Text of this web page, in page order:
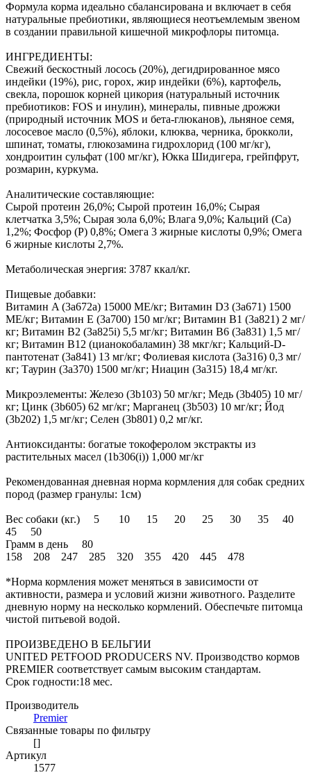
Формула корма идеально сбалансирована и включает в себя
натуральные пребиотики, являющиеся неотъемлемым звеном
в создании правильной кишечной микрофлоры питомца.
ИНГРЕДИЕНТЫ:
Свежий бескостный лосось (20%), дегидрированное мясо
индейки (19%), рис, горох, жир индейки (6%), картофель,
свекла, порошок корней цикория (натуральный источник
пребиотиков: FOS и инулин), минералы, пивные дрожжи
(природный источник MOS и бета-глюканов), льняное семя,
лососевое масло (0,5%), яблоки, клюква, черника, брокколи,
шпинат, томаты, глюкозамина гидрохлорид (100 мг/кг),
хондроитин сульфат (100 мг/кг), Юкка Шидигера, грейпфрут,
розмарин, куркума.
Аналитические составляющие:
Сырой протеин 26,0%; Сырой протеин 16,0%; Сырая
клетчатка 3,5%; Сырая зола 6,0%; Влага 9,0%; Кальций (Са)
1,2%; Фосфор (P) 0,8%; Омега 3 жирные кислоты 0,9%; Омега
6 жирные кислоты 2,7%.
Метаболическая энергия: 3787 ккал/кг.
Пищевые добавки:
Витамин A (3a672a) 15000 МЕ/кг; Витамин D3 (3a671) 1500
МЕ/кг; Витамин Е (3a700) 150 мг/кг; Витамин B1 (3a821) 2 мг/
кг; Витамин B2 (3a825i) 5,5 мг/кг; Витамин B6 (3a831) 1,5 мг/
кг; Витамин B12 (цианокобаламин) 38 мкг/кг; Кальций-D-
пантотенат (3a841) 13 мг/кг; Фолиевая кислота (3a316) 0,3 мг/
кг; Таурин (3a370) 1500 мг/кг; Ниацин (3a315) 18,4 мг/кг.
Микроэлементы: Железо (3b103) 50 мг/кг; Медь (3b405) 10 мг/
кг; Цинк (3b605) 62 мг/кг; Марганец (3b503) 10 мг/кг; Йод
(3b202) 1,5 мг/кг; Селен (3b801) 0,2 мг/кг.
Антиоксиданты: богатые токоферолом экстракты из
растительных масел (1b306(i)) 1,000 мг/кг
Рекомендованная дневная норма кормления для собак средних
пород (размер гранулы: 1см)
Вес собаки (кг.) 5 10 15 20 25 30 35 40
45 50
Грамм в день 80
158 208 247 285 320 355 420 445 478
*Норма кормления может меняться в зависимости от
активности, размера и условий жизни животного. Разделите
дневную норму на несколько кормлений. Обеспечьте питомца
чистой питьевой водой.
ПРОИЗВЕДЕНО В БЕЛЬГИИ
UNITED PETFOOD PRODUCERS NV. Производство кормов
PREMIER соответствует самым высоким стандартам.
Срок годности:18 мес.
Производитель
Premier
Связанные товары по фильтру
[]
Артикул
1577